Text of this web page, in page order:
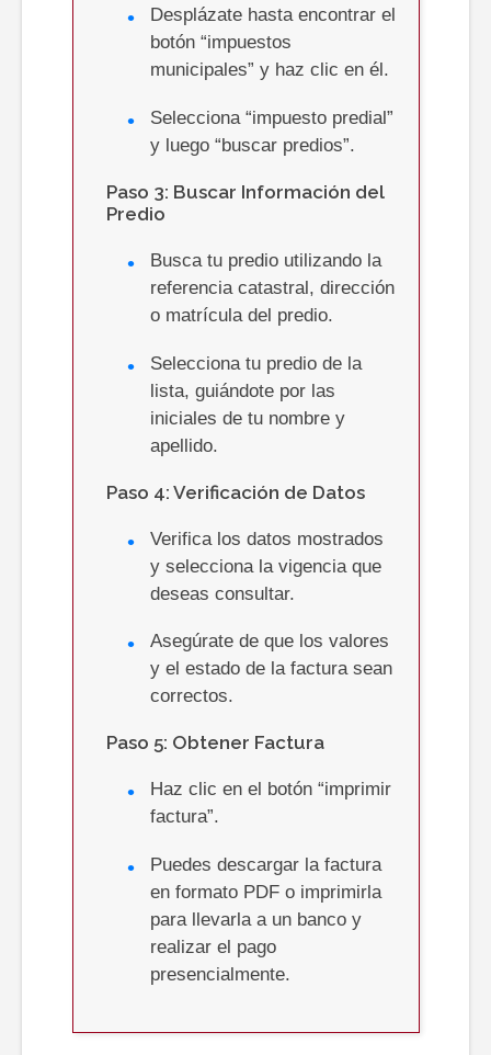
Desplázate hasta encontrar el
botón “impuestos
municipales” y haz clic en él.
Selecciona “impuesto predial”
y luego “buscar predios”.
Paso 3: Buscar Información del
Predio
Busca tu predio utilizando la
referencia catastral, dirección
o matrícula del predio.
Selecciona tu predio de la
lista, guiándote por las
iniciales de tu nombre y
apellido.
Paso 4: Verificación de Datos
Verifica los datos mostrados
y selecciona la vigencia que
deseas consultar.
Asegúrate de que los valores
y el estado de la factura sean
correctos.
Paso 5: Obtener Factura
Haz clic en el botón “imprimir
factura”.
Puedes descargar la factura
en formato PDF o imprimirla
para llevarla a un banco y
realizar el pago
presencialmente.